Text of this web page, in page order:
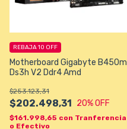
Motherboard Gigabyte B450m
Ds3h V2 Ddr4 Amd
$202.498,31
$253.123,31
20% OFF
REBAJA 10 OFF
$161.998,65 con Tranferencia
o Efectivo